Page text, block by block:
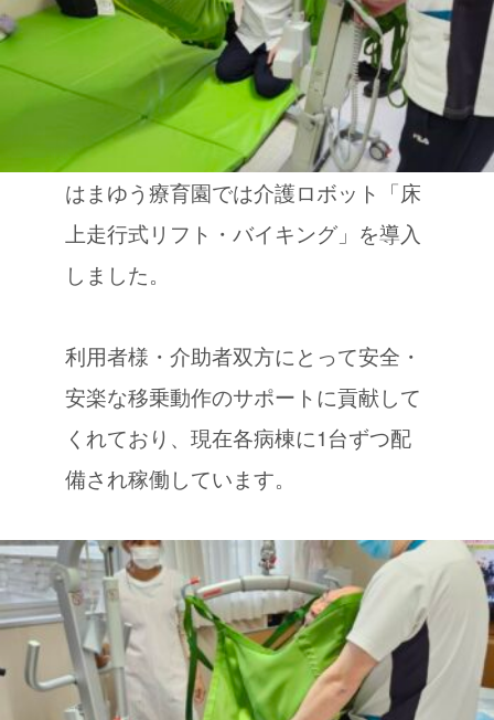
はまゆう療育園では介護ロボット「床
上走行式リフト・バイキング」を導入
しました。
利用者様・介助者双方にとって安全・
安楽な移乗動作のサポートに貢献して
くれており、現在各病棟に1台ずつ配
備され稼働しています。